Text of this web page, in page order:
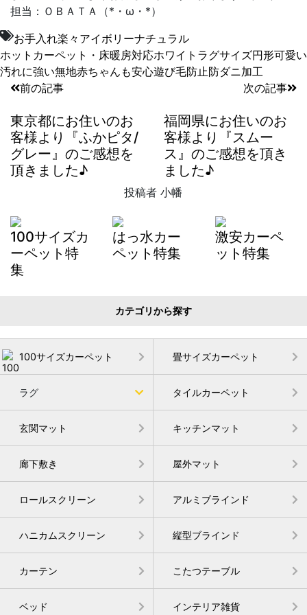
担当：ＯＢＡＴＡ（*・ω・*）
お手入れ楽々 アイボリーナチュラル
ホットカーペット・床暖房対応ホワイト ラグサイズ円形可愛い
汚れに強い無地赤ちゃんも安心遊び毛防止防ダニ加工
前の記事
東京都にお住いのお
客様より『ふかピタ/
グレー』のご感想を
頂きました♪
次の記事
福岡県にお住いのお
客様より『スムー
ス』のご感想を頂き
ました♪
投稿者小幡
100サイズカ
ーペット特
集
はっ水カー
ペット特集
激安カーペ
ット特集
カテゴリから探す
100サイズカーペット 畳サイズカーペット
ラグ タイルカーペット
玄関マット キッチンマット
廊下敷き 屋外マット
ロールスクリーン アルミブラインド
ハニカムスクリーン 縦型ブラインド
カーテン こたつテーブル
ベッド インテリア雑貨